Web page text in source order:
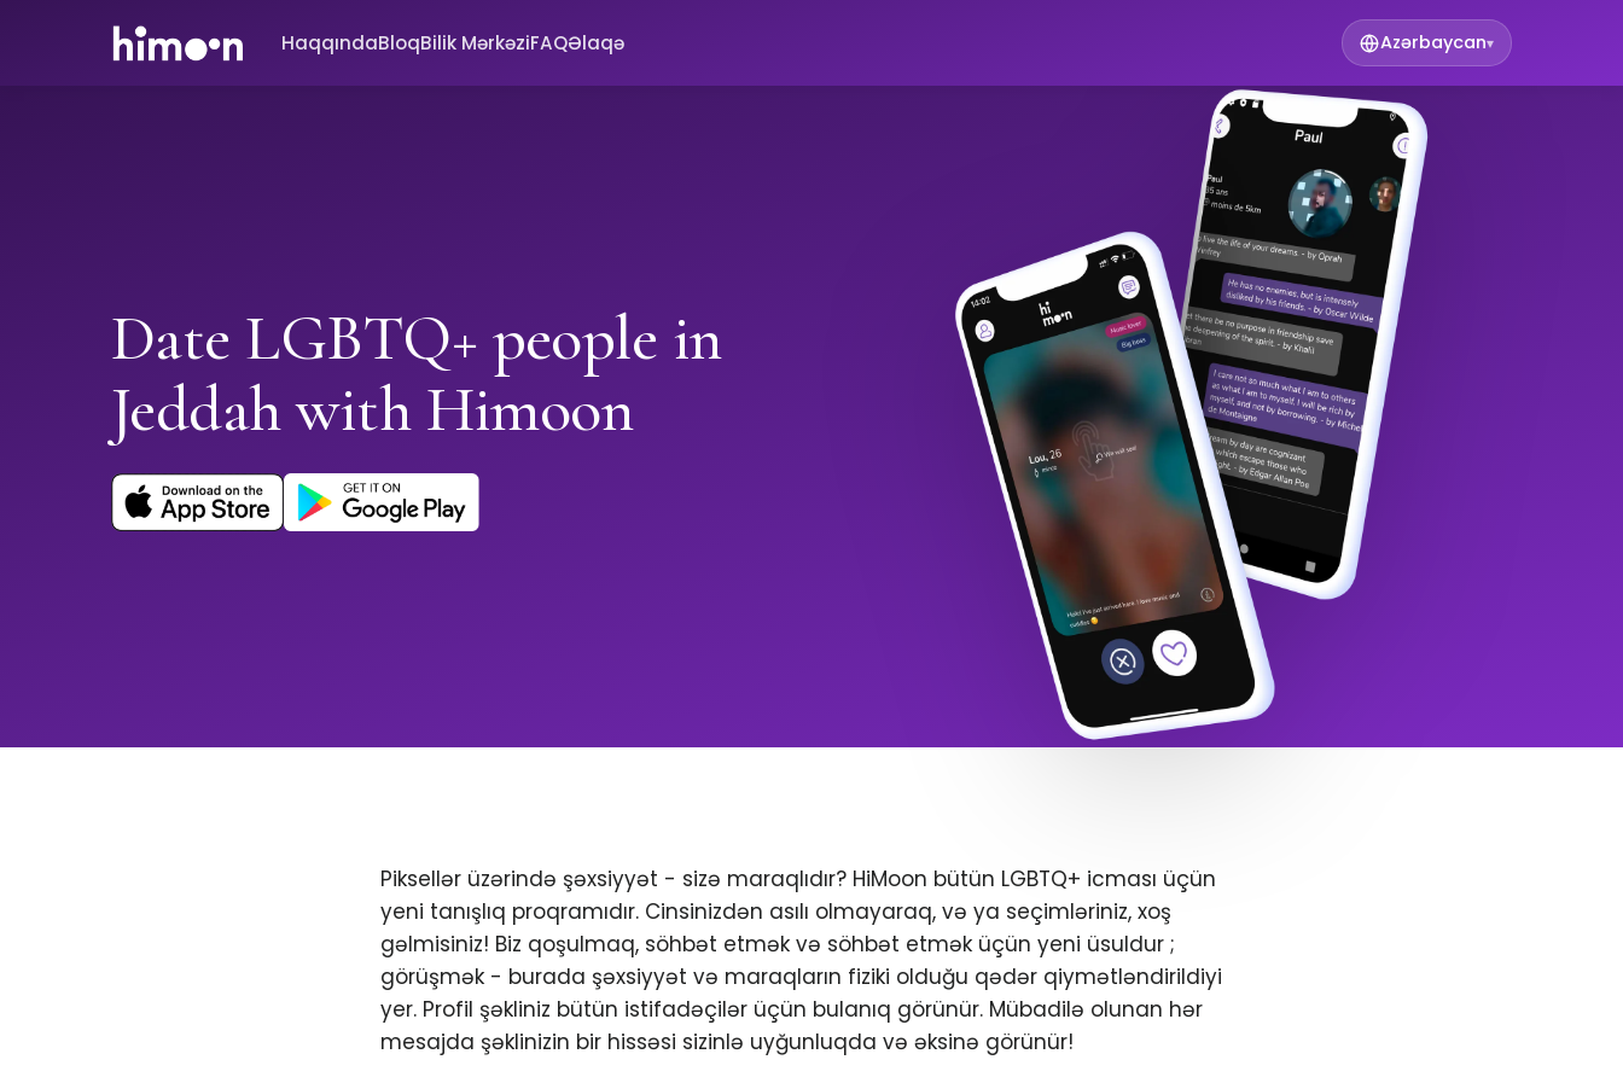
HaqqındaBloqBilik MərkəziFAQƏlaqə Azərbaycan▾
Date LGBTQ+ people in
Jeddah with Himoon
Piksellər üzərində şəxsiyyət - sizə maraqlıdır? HiMoon bütün LGBTQ+ icması üçün
yeni tanışlıq proqramıdır. Cinsinizdən asılı olmayaraq, və ya seçimləriniz, xoş
gəlmisiniz! Biz qoşulmaq, söhbət etmək və söhbət etmək üçün yeni üsuldur ;
görüşmək - burada şəxsiyyət və maraqların fiziki olduğu qədər qiymətləndirildiyi
yer. Profil şəkliniz bütün istifadəçilər üçün bulanıq görünür. Mübadilə olunan hər
mesajda şəklinizin bir hissəsi sizinlə uyğunluqda və əksinə görünür!